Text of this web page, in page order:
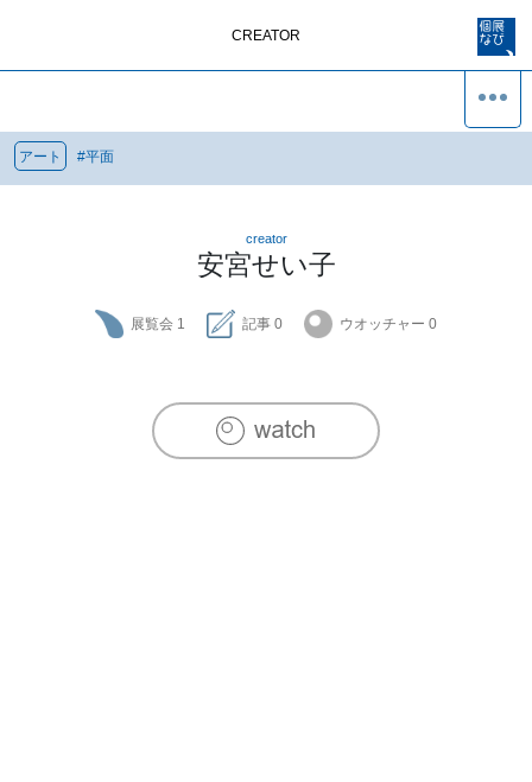
CREATOR
アート #平面
creator
安宮せい子
展覧会 1 記事 0 ウオッチャー 0